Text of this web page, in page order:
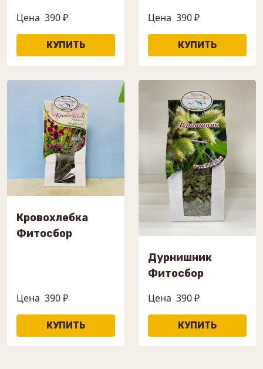
Цена 390 ₽
Цена 390 ₽
Кровохлебка
Фитосбор
Цена 390 ₽
Дурнишник
Фитосбор
Цена 390 ₽